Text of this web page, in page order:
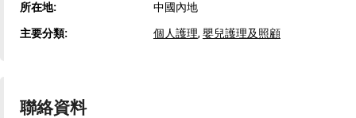
所在地: 中國內地
主要分類: 個人護理, 嬰兒護理及照顧
聯絡資料